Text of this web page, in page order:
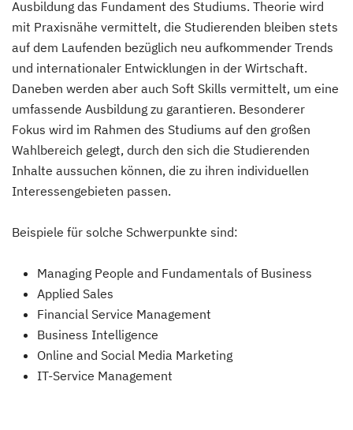
Ausbildung das Fundament des Studiums. Theorie wird
mit Praxisnähe vermittelt, die Studierenden bleiben stets
auf dem Laufenden bezüglich neu aufkommender Trends
und internationaler Entwicklungen in der Wirtschaft.
Daneben werden aber auch Soft Skills vermittelt, um eine
umfassende Ausbildung zu garantieren. Besonderer
Fokus wird im Rahmen des Studiums auf den großen
Wahlbereich gelegt, durch den sich die Studierenden
Inhalte aussuchen können, die zu ihren individuellen
Interessengebieten passen.
Beispiele für solche Schwerpunkte sind:
Managing People and Fundamentals of Business
Applied Sales
Financial Service Management
Business Intelligence
Online and Social Media Marketing
IT-Service Management